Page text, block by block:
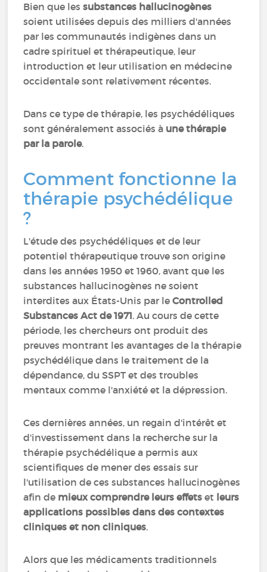
Bien que lessubstances hallucinogènes
soient utilisées depuis des milliers d'années
par les communautés indigènes dans un
cadre spirituel et thérapeutique, leur
introduction et leur utilisation en médecine
occidentale sont relativement récentes.
Dans ce type de thérapie, les psychédéliques
sont généralement associés à une thérapie
par la parole.
Comment fonctionne la
thérapie psychédélique
?
L'étude des psychédéliques et de leur
potentiel thérapeutique trouve son origine
dans les années 1950 et 1960, avant que les
substances hallucinogènes ne soient
interdites aux États-Unis par leControlled
Substances Act de 1971. Au cours de cette
période, les chercheurs ont produit des
preuves montrant les avantages de la thérapie
psychédélique dans le traitement de la
dépendance, du SSPT et des troubles
mentaux comme l'anxiété et la dépression.
Ces dernières années, un regain d'intérêt et
d'investissement dans la recherche sur la
thérapie psychédélique a permis aux
scientifiques de mener des essais sur
l'utilisation de ces substances hallucinogènes
afin de mieux comprendre leurs effets et leurs
applications possibles dans des contextes
cliniques et non cliniques.
Alors que les médicaments traditionnels